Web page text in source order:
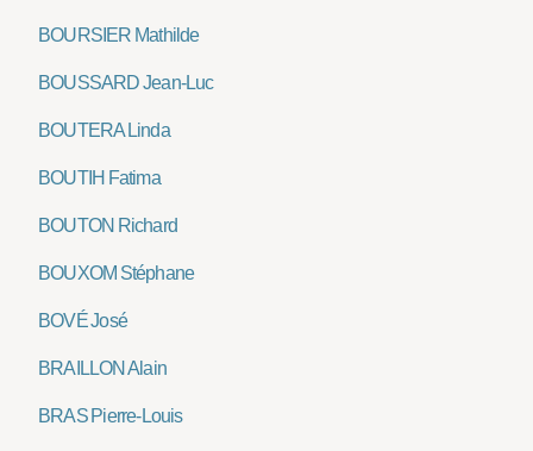
BOURSIER Mathilde
BOUSSARD Jean-Luc
BOUTERA Linda
BOUTIH Fatima
BOUTON Richard
BOUXOM Stéphane
BOVÉ José
BRAILLON Alain
BRAS Pierre-Louis